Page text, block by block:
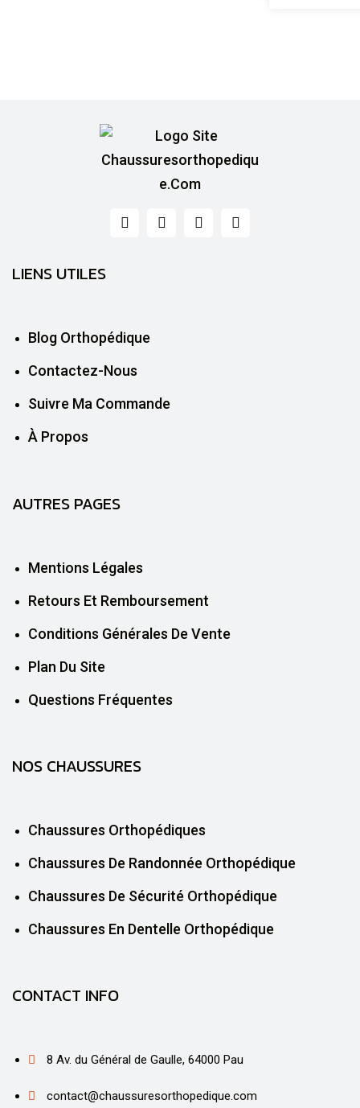
LIENS UTILES
Blog Orthopédique
Contactez-Nous
Suivre Ma Commande
À Propos
AUTRES PAGES
Mentions Légales
Retours Et Remboursement
Conditions Générales De Vente
Plan Du Site
Questions Fréquentes
NOS CHAUSSURES
Chaussures Orthopédiques
Chaussures De Randonnée Orthopédique
Chaussures De Sécurité Orthopédique
Chaussures En Dentelle Orthopédique
CONTACT INFO
8 Av. du Général de Gaulle, 64000 Pau
contact@chaussuresorthopedique.com